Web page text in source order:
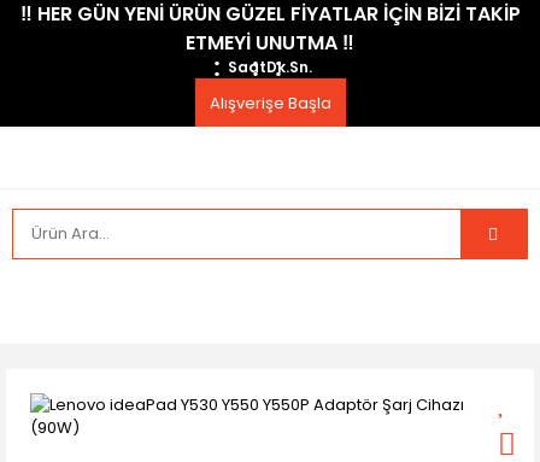
​‼️​ HER GÜN YENİ ÜRÜN GÜZEL FİYATLAR İÇİN BİZİ TAKİP
ETMEYİ UNUTMA ​‼️​
SaatDk.Sn.
Alışverişe Başla